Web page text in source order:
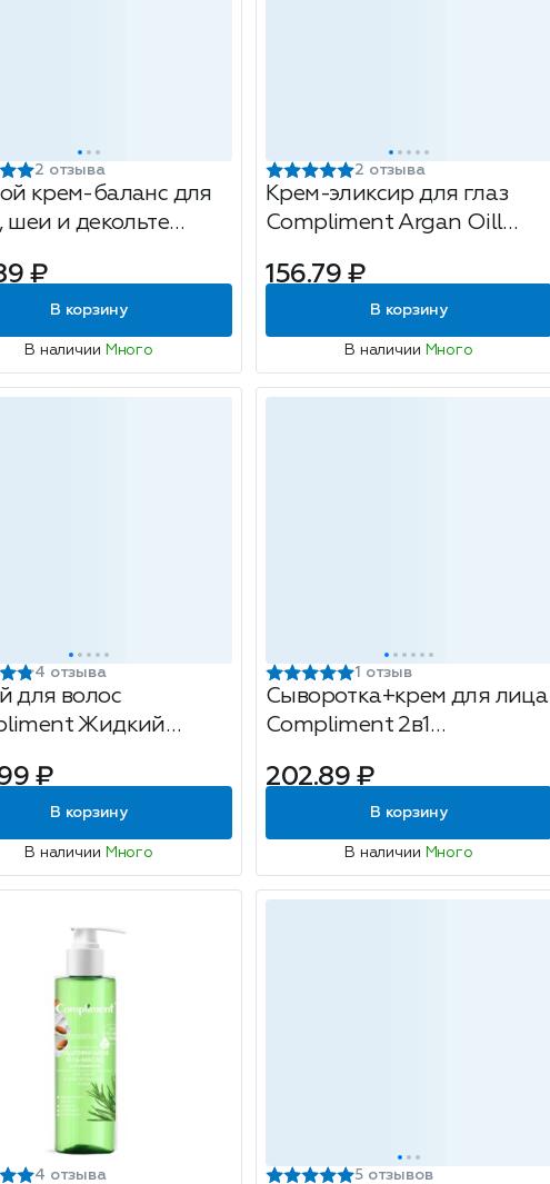
2 отзыва
крем-баланс для
шеи и декольте
₽
В корзину
В наличии Много
2 отзыва
Крем-эликсир для глаз
Compliment Argan Oill
156.79 ₽
В корзину
В наличии Много
4 отзыва
для волос
Жидкий
₽
В корзину
В наличии Много
1 отзыв
Сыворотка+крем для лица
Compliment 2в1
антивозрастная, SPF 25,
202.89 ₽
В корзину
В наличии Много
4 отзыва 5 отзывов